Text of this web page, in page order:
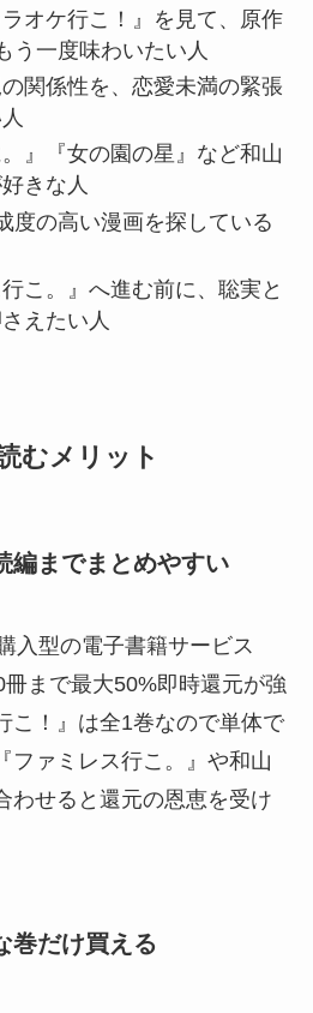
オケ行こ！』を見て、原作
う一度味わいたい人
関係性を、恋愛未満の緊張
。』『女の園の星』など和山
きな人
度の高い漫画を探している
こ。』へ進む前に、聡実と
えたい人
むメリット
編までまとめやすい
入型の電子書籍サービス
まで最大50%即時還元が強
こ！』は全1巻なので単体で
ファミレス行こ。』や和山
わせると還元の恩恵を受け
巻だけ買える